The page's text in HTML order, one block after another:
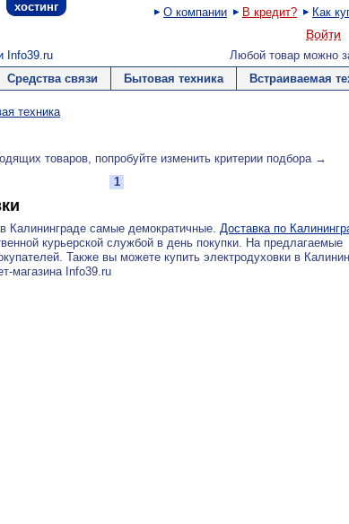
хостинг О компании В кредит? Как
Войти
Info39.ru Любой товар можно
Средства связи Бытовая техника Встраиваемая
техника
товаров, попробуйте изменить критерии подбора →
1
Калининграде самые демократичные. Доставка по
курьерской службой в день покупки. На предлагаемые
Также вы можете купить электродуховки в
магазина Info39.ru